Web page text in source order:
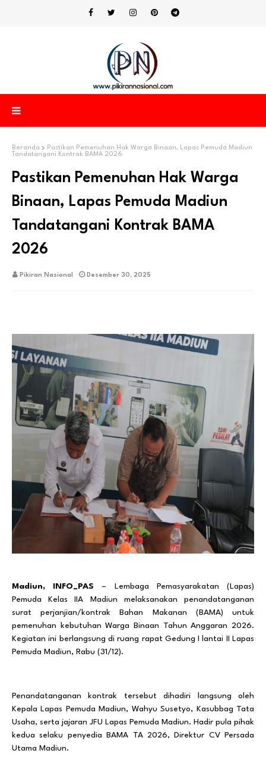
Beranda
Pastikan Pemenuhan Hak Warga Binaan, Lapas Pemuda Madiun
Tandatangani Kontrak BAMA 2026
Pastikan Pemenuhan Hak Warga
Binaan, Lapas Pemuda Madiun
Tandatangani Kontrak BAMA
2026
Pikiran Nasional Desember 30, 2025
Madiun, INFO_PAS – Lembaga Pemasyarakatan (Lapas)
Pemuda Kelas IIA Madiun melaksanakan penandatanganan
surat perjanjian/kontrak Bahan Makanan (BAMA) untuk
pemenuhan kebutuhan Warga Binaan Tahun Anggaran 2026.
Kegiatan ini berlangsung di ruang rapat Gedung I lantai II Lapas
Pemuda Madiun, Rabu (31/12).
Penandatanganan kontrak tersebut dihadiri langsung oleh
Kepala Lapas Pemuda Madiun, Wahyu Susetyo, Kasubbag Tata
Usaha, serta jajaran JFU Lapas Pemuda Madiun. Hadir pula pihak
kedua selaku penyedia BAMA TA 2026, Direktur CV Persada
Utama Madiun.